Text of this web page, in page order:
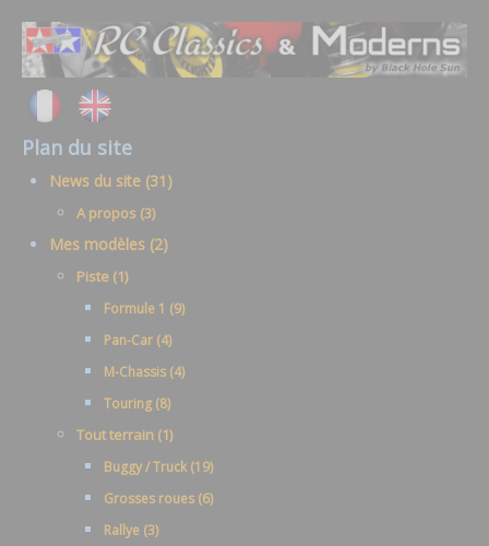
Plan du site
News du site (31)
A propos (3)
Mes modèles (2)
Piste (1)
Formule 1 (9)
Pan-Car (4)
M-Chassis (4)
Touring (8)
Tout terrain (1)
Buggy / Truck (19)
Grosses roues (6)
Rallye (3)